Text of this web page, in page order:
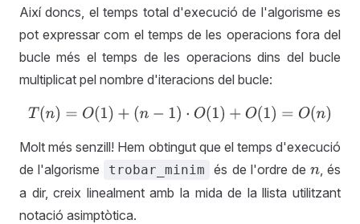
Així doncs, el temps total d'execució de l'algorisme es
pot expressar com el temps de les operacions fora del
bucle més el temps de les operacions dins del bucle
multiplicat pel nombre d'iteracions del bucle:
T(n) = O( 1)+ (n−1 ) O(1)+O (1) =O (n)
Molt més senzill! Hem obtingut que el temps d'execució
de l'algorisme
trobar_minim és de l'ordre den, és
a dir, creix linealment amb la mida de la llista utilitzant
notació asimptòtica.